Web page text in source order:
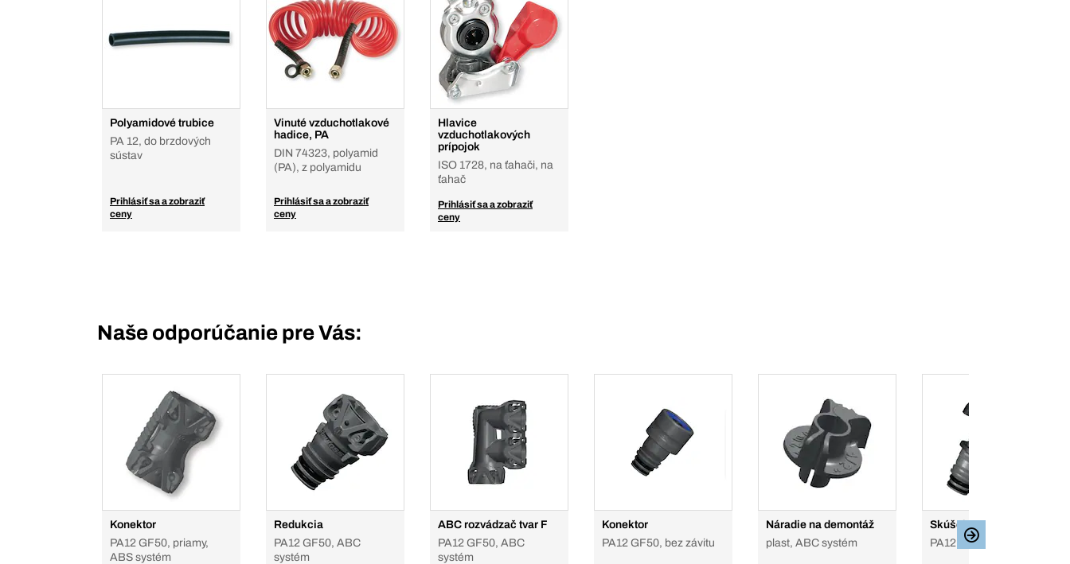
Polyamidové trubice
PA 12, do brzdových
sústav
Prihlásiť sa a zobraziť
ceny
Vinuté vzduchotlakové
hadice, PA
DIN 74323, polyamid
(PA), z polyamidu
Prihlásiť sa a zobraziť
ceny
Hlavice
vzduchotlakových
prípojok
ISO 1728, na ťahači, na
ťahač
Prihlásiť sa a zobraziť
ceny
Naše odporúčanie pre Vás:
Konektor
PA12 GF50, priamy,
ABS systém
Redukcia
PA12 GF50, ABC
systém
ABC rozvádzač tvar F
PA12 GF50, ABC
systém
Konektor
PA12 GF50, bez závitu
Náradie na demontáž
plast, ABC systém
Skúšobná prípojka
PA12 GF50, štandardná